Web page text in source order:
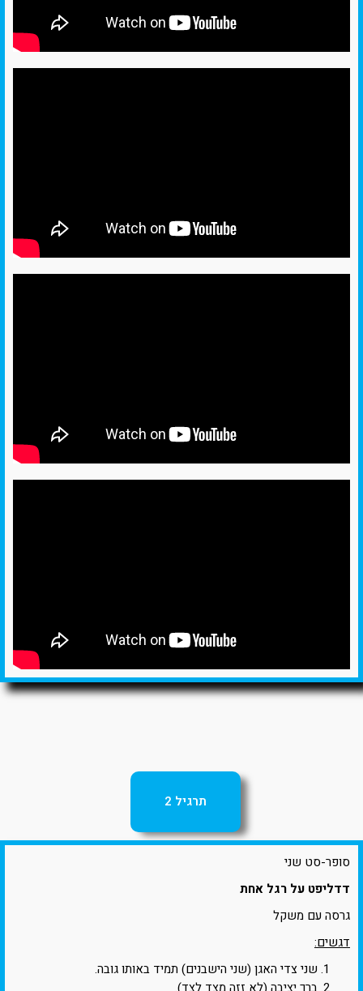
תרגיל 2
סופר-סט שני
דדליפט על רגל אחת
גרסה עם משקל
דגשים:
שני צדי האגן (שני הישבנים) תמיד באותו גובה.